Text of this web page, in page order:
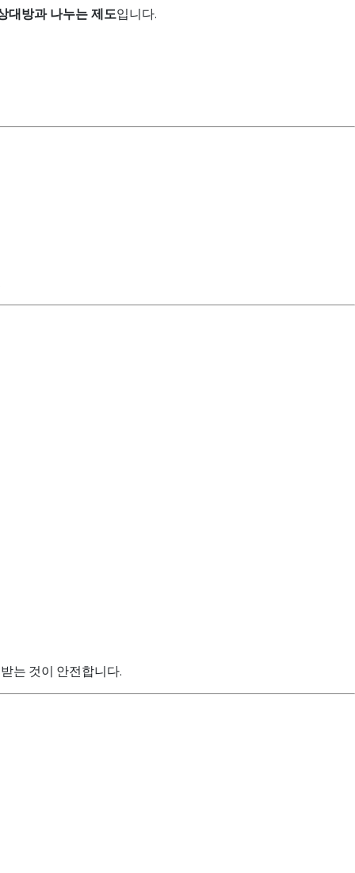
대방과 나누는 제도입니다.
는 것이 안전합니다.